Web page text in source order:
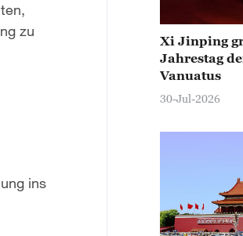
zu
ins
Xi Jinping
Jahrestag
Vanuatus
30-Jul-2026